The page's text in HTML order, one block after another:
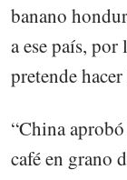
banano
a ese país,
pretende
“China
café en grano